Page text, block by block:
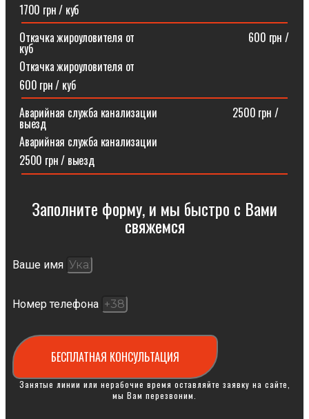
1700 грн / куб
Откачка жироуловителя от⠀⠀⠀⠀⠀⠀⠀⠀⠀⠀⠀⠀⠀⠀600 грн /
куб
Откачка жироуловителя от
600 грн / куб
Аварийная служба канализации ⠀⠀⠀⠀⠀⠀⠀⠀⠀2500 грн /
выезд
Аварийная служба канализации
2500 грн / выезд
Заполните форму, и мы быстро с Вами
свяжемся​
Ваше имя
Номер телефона
БЕСПЛАТНАЯ КОНСУЛЬТАЦИЯ
Занятые линии или нерабочие время оставляйте заявку на сайте,
мы Вам перезвоним.